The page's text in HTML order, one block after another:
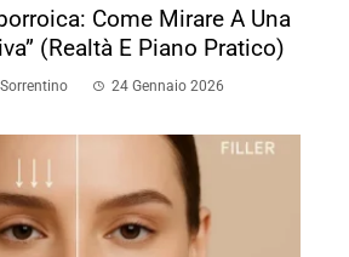
Come Mirare A Una
(realtà E Piano Pratico)
24 Gennaio 2026